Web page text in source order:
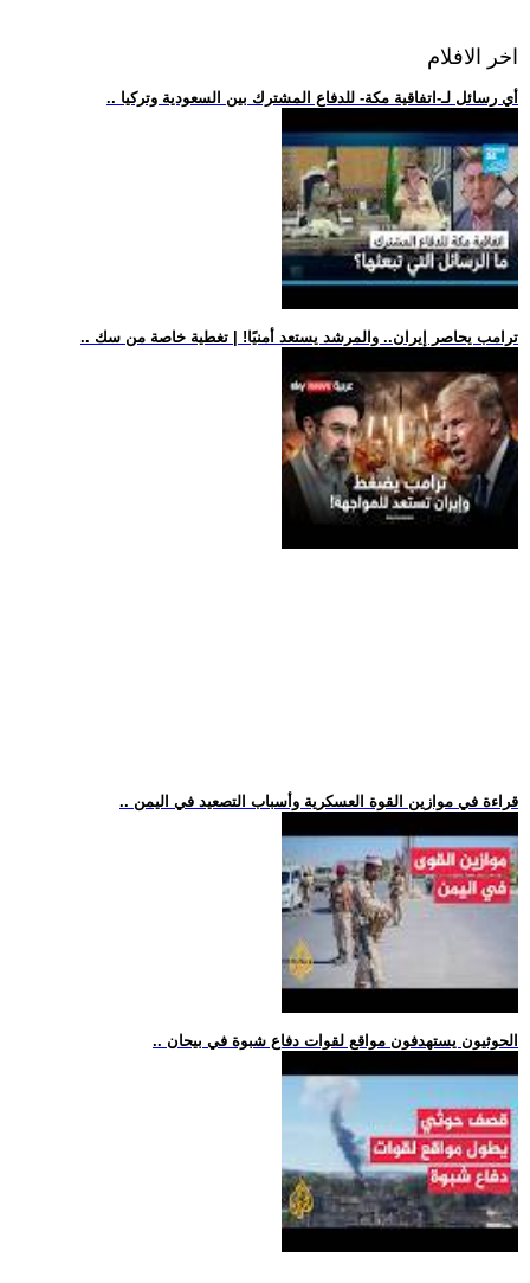
اخر الافلام
.. أي رسائل لـ-اتفاقية مكة- للدفاع المشترك بين السعودية وتركيا
.. ترامب يحاصر إيران.. والمرشد يستعد أمنيًا! | تغطية خاصة من سك
.. قراءة في موازين القوة العسكرية وأسباب التصعيد في اليمن
.. الحوثيون يستهدفون مواقع لقوات دفاع شبوة في بيحان